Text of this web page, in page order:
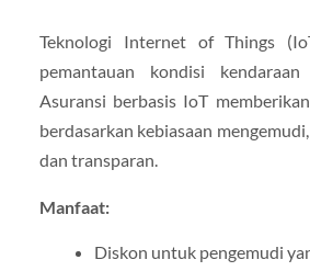
Teknologi Internet of Things
pemantauan kondisi kendaraan
Asuransi berbasis IoT
berdasarkan kebiasaan
dan transparan.
Manfaat:
Diskon untuk pengemudi